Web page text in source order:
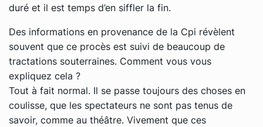
duré et il est temps d’en siffler la fin.
Des informations en provenance de la Cpi révèlent
souvent que ce procès est suivi de beaucoup de
tractations souterraines. Comment vous vous
expliquez cela ?
Tout à fait normal. Il se passe toujours des choses en
coulisse, que les spectateurs ne sont pas tenus de
savoir, comme au théâtre. Vivement que ces